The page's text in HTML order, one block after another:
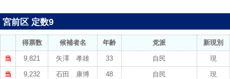
宮前区 定数9
得票数 候補者名 年齢 党派 新現別
当 9,821 矢澤 孝雄 33 自民 現
当 9,232 石田 康博 48 自民 現